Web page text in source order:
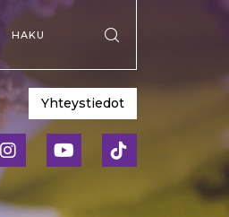
Hae sivustolta
Yhteystiedot